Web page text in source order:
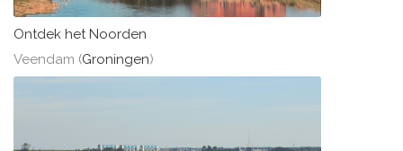
Ontdek het Noorden
Veendam (Groningen)